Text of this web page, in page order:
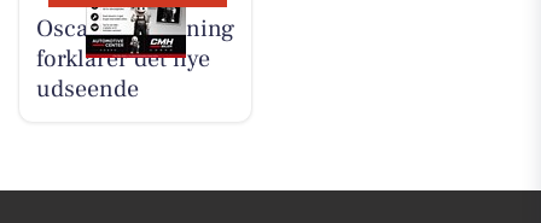
Oscar Biludlejning
forklarer det nye
udseende